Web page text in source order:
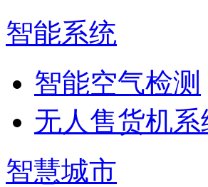
智能系统
智能空气检测
无人售货机系
智慧城市